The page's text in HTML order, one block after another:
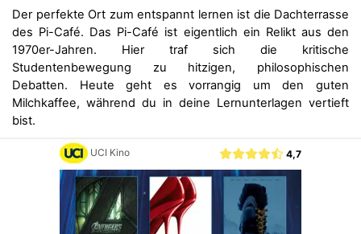
Der perfekte Ort zum entspannt lernen ist die Dachterrasse
des Pi-Café. Das Pi-Café ist eigentlich ein Relikt aus den
1970er-Jahren. Hier traf sich die kritische
Studentenbewegung zu hitzigen, philosophischen
Debatten. Heute geht es vorrangig um den guten
Milchkaffee, während du in deine Lernunterlagen vertieft
bist.